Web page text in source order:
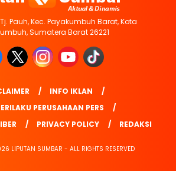
Pauh, Kec. Payakumbuh Barat, Kota
Sumatera Barat 26221
INFO IKLAN
PERUSAHAAN PERS
PRIVACY POLICY REDAKSI
LIPUTAN SUMBAR - ALL RIGHTS RESERVED